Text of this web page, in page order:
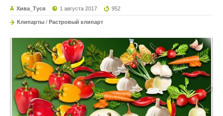
Хива_Туся 1 августа 2017 952
Клипарты / Растровый клипарт